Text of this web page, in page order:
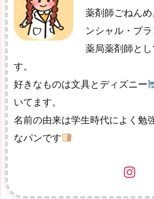
薬剤師ごねん
ンシャル・プラ
薬局薬剤師と
す。
好きなものは文具とディズニー
いてます。
名前の由来は学生時代によく勉
なパンです